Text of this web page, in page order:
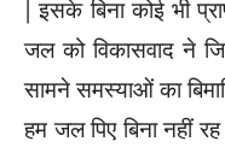
| इसके बिना कोई भी
जल को विकासवाद ने
सामने समस्याओं का
हम जल पिए बिना नहीं